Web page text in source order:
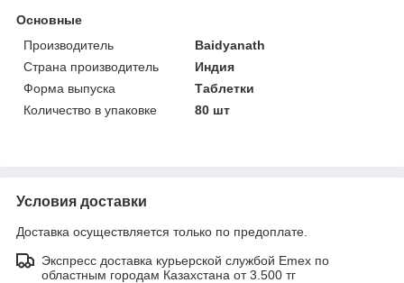
Основные
Производитель
Baidyanath
Страна производитель
Индия
Форма выпуска
Таблетки
Количество в упаковке
80 шт
Условия доставки
Доставка осуществляется только по предоплате.
Экспресс доставка курьерской службой Emex по
областным городам Казахстана от 3.500 тг